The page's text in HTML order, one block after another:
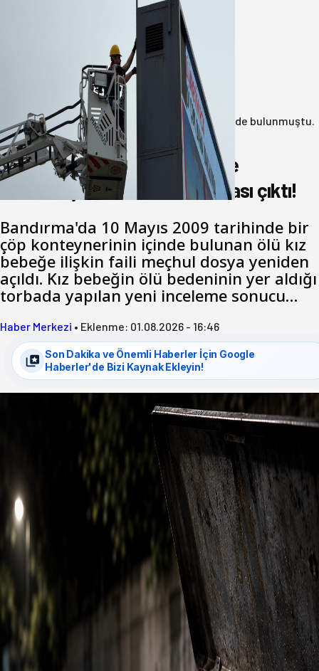
Büyükşehir Çevresel İzleme Ağını
Bandırma ile Güçlendirdi
05 Ağustos 2026
Anasayfa/3.Sayfa/17 yıl önce çöp konteynerinde bulunmuştu.
Katil zanlısı babası çıktı!
17 yıl önce çöp konteynerinde
bulunmuştu. Katil zanlısı babası çıktı!
Bandırma'da 10 Mayıs 2009 tarihinde bir
çöp konteynerinin içinde bulunan ölü kız
bebeğe ilişkin faili meçhul dosya yeniden
açıldı. Kız bebeğin ölü bedeninin yer aldığı
torbada yapılan yeni inceleme sonucu…
Haber Merkezi • Eklenme: 01.08.2026 - 16:46
Son Dakika ve Önemli Haberler İçin Google
Haberler'de Bizi Kaynak Ekleyin!